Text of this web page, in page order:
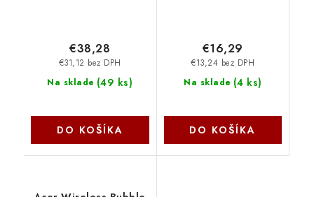
Na sklade (49 ks)
€31,12 bez DPH
€38,28
DO KOŠÍKA
Na sklade (4 ks)
€13,24 bez DPH
€16,29
DO KOŠÍKA